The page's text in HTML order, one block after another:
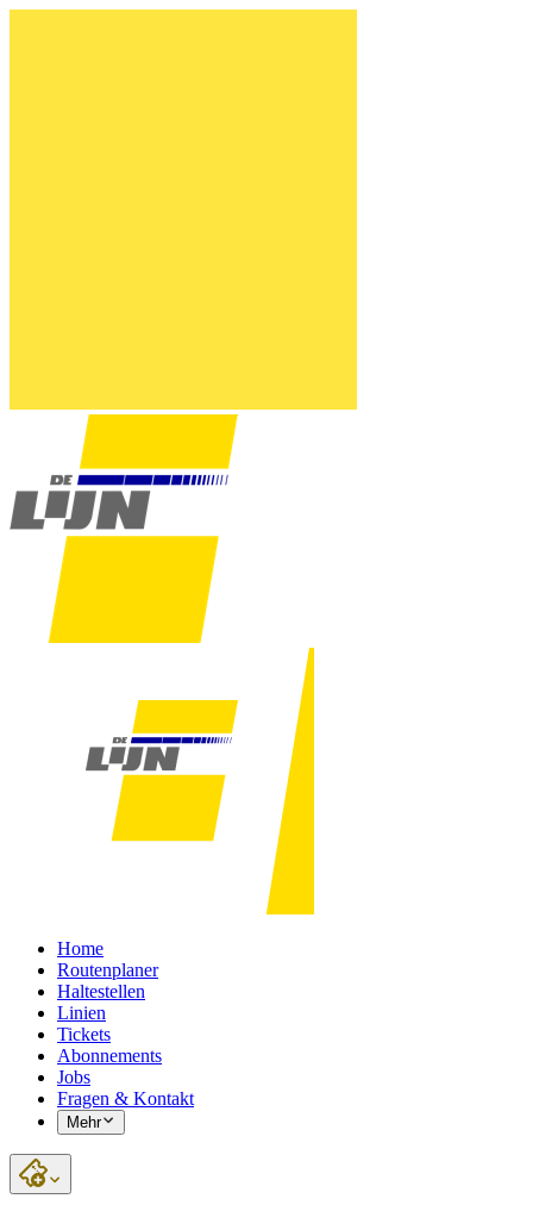
Home
Routenplaner
Haltestellen
Linien
Tickets
Abonnements
Jobs
Fragen & Kontakt
Mehr